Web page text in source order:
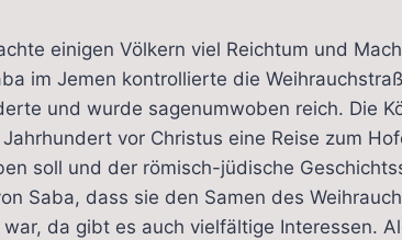
einigen Völkern viel Reichtum und
im Jemen kontrollierte die
und wurde sagenumwoben reich. Die
vor Christus eine Reise zum
soll und der römisch-jüdische
Saba, dass sie den Samen des
war, da gibt es auch vielfältige Interessen.